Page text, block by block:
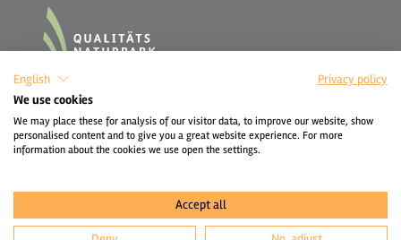
English
Privacy policy
We use cookies
We may place these for analysis of our visitor data, to improve our website, show
personalised content and to give you a great website experience. For more
information about the cookies we use open the settings.
Accept all